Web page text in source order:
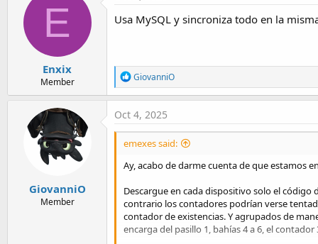
o
E
Enxix
Member
Usa MySQL y sincroniza todo en la
R
e
a
c
i
o
s
GiovanniO
GiovanniO
Member
Oct 4, 2025
emexes said:
Ay, acabo de darme cuenta de que estamos
Descargue en cada dispositivo solo el
contrario los contadores podrían verse
contador de existencias. Y agrupados de
encarga del pasillo 1, bahías 4 a 6, el